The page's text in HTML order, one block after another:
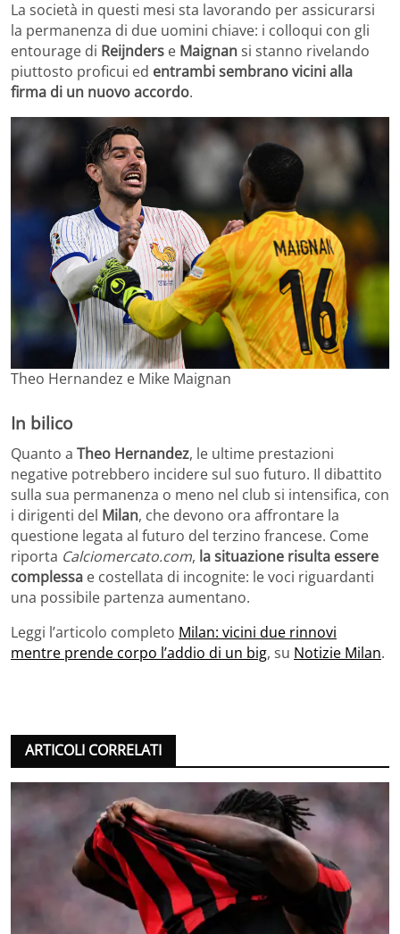
La società in questi mesi sta lavorando per assicurarsi
la permanenza di due uomini chiave: i colloqui con gli
entourage di Reijnders e Maignansi stanno rivelando
piuttosto proficui ed entrambi sembrano vicini alla
firma di un nuovo accordo.
Theo Hernandez e Mike Maignan
In bilico
Quanto a Theo Hernandez, le ultime prestazioni
negative potrebbero incidere sul suo futuro. Il dibattito
sulla sua permanenza o meno nel club si intensifica, con
i dirigenti del Milan, che devono ora affrontare la
questione legata al futuro del terzino francese. Come
riporta Calciomercato.com, la situazione risulta essere
complessa e costellata di incognite: le voci riguardanti
una possibile partenza aumentano.
Leggi l’articolo completo Milan: vicini due rinnovi
mentre prende corpo l’addio di un big, su Notizie Milan.
ARTICOLI CORRELATI